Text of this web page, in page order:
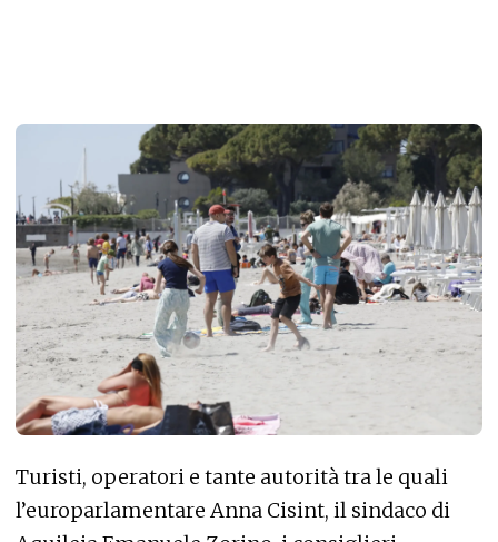
Turisti, operatori e tante autorità tra le quali
l’europarlamentare Anna Cisint, il sindaco di